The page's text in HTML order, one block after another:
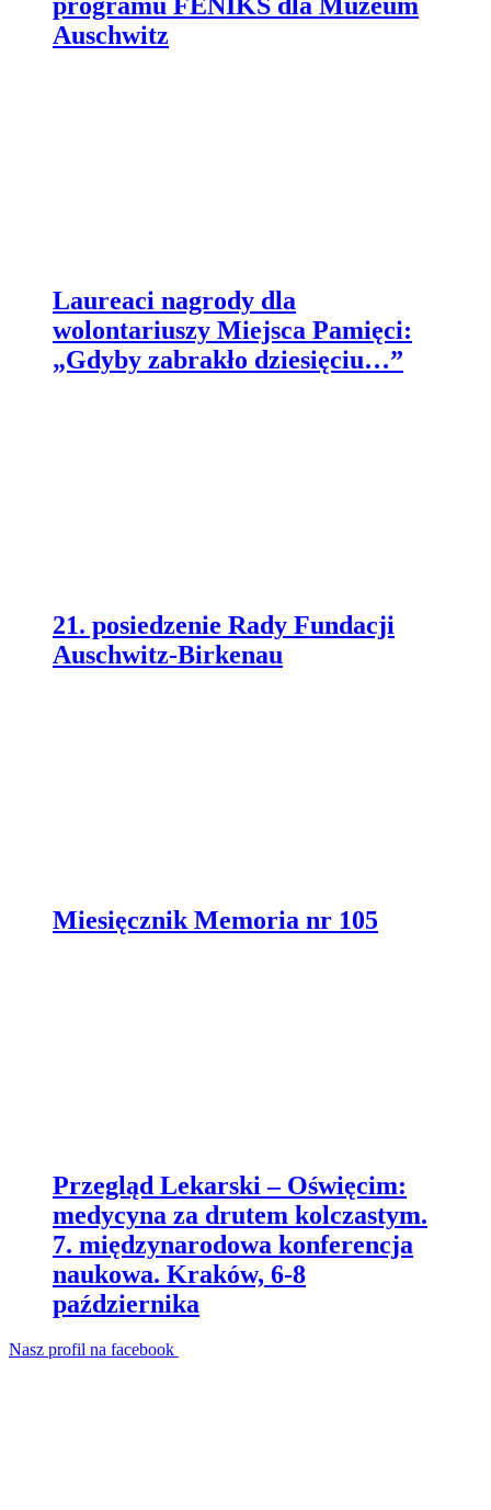
programu FENIKS dla Muzeum
Auschwitz
Laureaci nagrody dla
wolontariuszy Miejsca Pamięci:
„Gdyby zabrakło dziesięciu…”
21. posiedzenie Rady Fundacji
Auschwitz-Birkenau
Miesięcznik Memoria nr 105
Przegląd Lekarski – Oświęcim:
medycyna za drutem kolczastym.
7. międzynarodowa konferencja
naukowa. Kraków, 6-8
października
Nasz profil na facebook